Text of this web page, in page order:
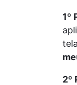
1º
2º